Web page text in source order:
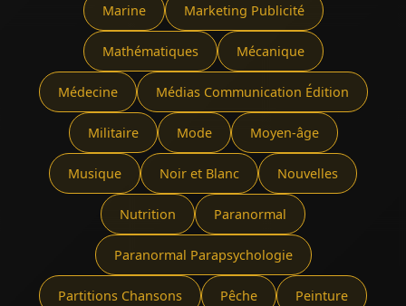
Marine Marketing Publicité
Mathématiques Mécanique
Médecine Médias Communication Édition
Militaire Mode Moyen-âge
Musique Noir et Blanc Nouvelles
Nutrition Paranormal
Paranormal Parapsychologie
Partitions Chansons Pêche Peinture